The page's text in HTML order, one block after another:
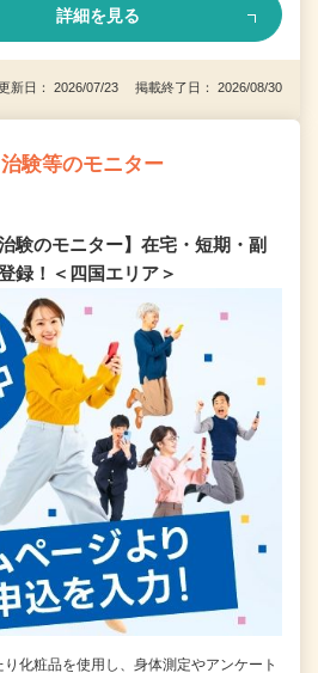
詳細を見る
新日： 2026/07/23 掲載終了日： 2026/08/30
験等のモニター
験のモニター】在宅・短期・副
録！＜四国エリア＞
化粧品を使用し、身体測定やアンケート